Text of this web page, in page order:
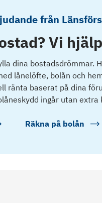
från
Vi
dina bostadsdrömmar.
lånelöfte, bolån och
ränta baserat på dina
ingår utan extra
Räkna på bolån